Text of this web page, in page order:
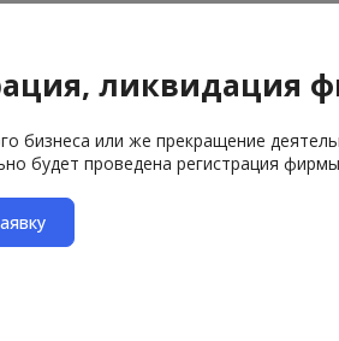
ликвидация
бизнеса или же прекращение
будет проведена регистрация